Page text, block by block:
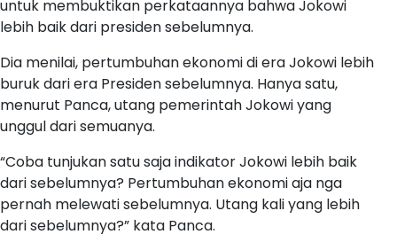
untuk membuktikan perkataannya bahwa Jokowi
lebih baik dari presiden sebelumnya.
Dia menilai, pertumbuhan ekonomi di era Jokowi lebih
buruk dari era Presiden sebelumnya. Hanya satu,
menurut Panca, utang pemerintah Jokowi yang
unggul dari semuanya.
“Coba tunjukan satu saja indikator Jokowi lebih baik
dari sebelumnya? Pertumbuhan ekonomi aja nga
pernah melewati sebelumnya. Utang kali yang lebih
dari sebelumnya?” kata Panca.